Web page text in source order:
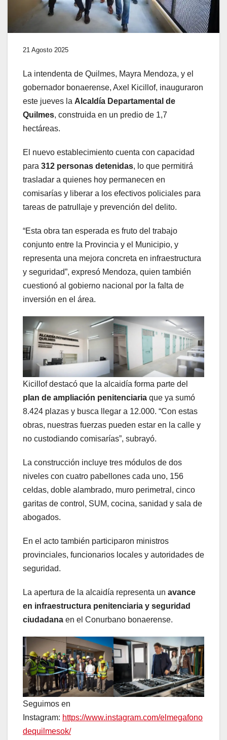
21 Agosto 2025
La intendenta de Quilmes, Mayra Mendoza, y el
gobernador bonaerense, Axel Kicillof, inauguraron
este jueves la Alcaldía Departamental de
Quilmes, construida en un predio de 1,7
hectáreas.
El nuevo establecimiento cuenta con capacidad
para 312 personas detenidas, lo que permitirá
trasladar a quienes hoy permanecen en
comisarías y liberar a los efectivos policiales para
tareas de patrullaje y prevención del delito.
“Esta obra tan esperada es fruto del trabajo
conjunto entre la Provincia y el Municipio, y
representa una mejora concreta en infraestructura
y seguridad”, expresó Mendoza, quien también
cuestionó al gobierno nacional por la falta de
inversión en el área.
Kicillof destacó que la alcaidía forma parte del
plan de ampliación penitenciaria que ya sumó
8.424 plazas y busca llegar a 12.000. “Con estas
obras, nuestras fuerzas pueden estar en la calle y
no custodiando comisarías”, subrayó.
La construcción incluye tres módulos de dos
niveles con cuatro pabellones cada uno, 156
celdas, doble alambrado, muro perimetral, cinco
garitas de control, SUM, cocina, sanidad y sala de
abogados.
En el acto también participaron ministros
provinciales, funcionarios locales y autoridades de
seguridad.
La apertura de la alcaidía representa un avance
en infraestructura penitenciaria y seguridad
ciudadana en el Conurbano bonaerense.
Seguimos en
Instagram: https://www.instagram.com/elmegafono
dequilmesok/